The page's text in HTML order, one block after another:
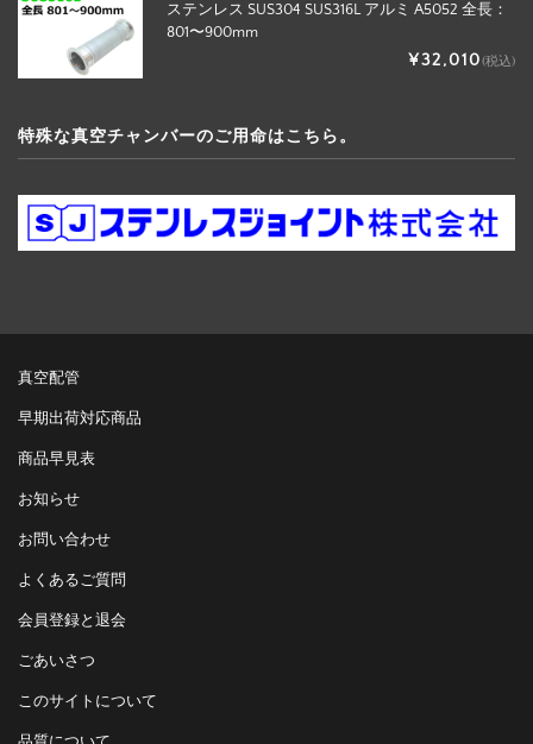
ステンレス SUS304 SUS316L アルミ A5052 全長：
801〜900mm
¥32,010(税込)
特殊な真空チャンバーのご用命はこちら。
真空配管
早期出荷対応商品
商品早見表
お知らせ
お問い合わせ
よくあるご質問
会員登録と退会
ごあいさつ
このサイトについて